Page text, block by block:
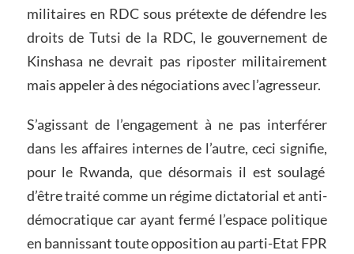
militaires en RDC sous prétexte de défendre les
droits de Tutsi de la RDC, le gouvernement de
Kinshasa ne devrait pas riposter militairement
mais appeler à des négociations avec l’agresseur.
S’agissant de l’engagement à ne pas interférer
dans les affaires internes de l’autre, ceci signifie,
pour le Rwanda, que désormais il est soulagé
d’être traité comme un régime dictatorial et anti-
démocratique car ayant fermé l’espace politique
en bannissant toute opposition au parti-Etat FPR